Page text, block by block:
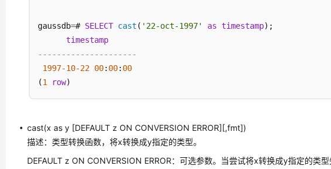
gaussdb=# SELECT cast ( '22-oct-1997' as timestamp);
timestamp
---------------------
1997-10-22 00: 00: 00
(1 row
cast(x as y [DEFAULT z ON CONVERSION ERROR][,fmt])
描述：类型转换函数，将x转换成y指定的类型。
DEFAULT z ON CONVERSION ERROR：可选参数。当尝试将x转换成y指定的类